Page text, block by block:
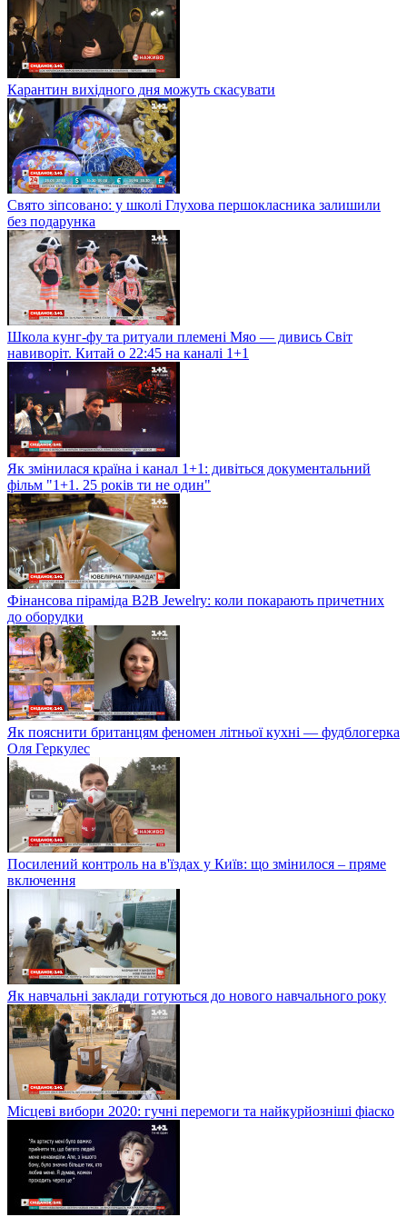
Карантин вихідного дня можуть скасувати
Свято зіпсовано: у школі Глухова першокласника залишили
без подарунка
Школа кунг-фу та ритуали племені Мяо — дивись Світ
навиворіт. Китай о 22:45 на каналі 1+1
Як змінилася країна і канал 1+1: дивіться документальний
фільм "1+1. 25 років ти не один"
Фінансова піраміда B2B Jewelry: коли покарають причетних
до оборудки
Як пояснити британцям феномен літньої кухні — фудблогерка
Оля Геркулес
Посилений контроль на в'їздах у Київ: що змінилося – пряме
включення
Як навчальні заклади готуються до нового навчального року
Місцеві вибори 2020: гучні перемоги та найкурйозніші фіаско